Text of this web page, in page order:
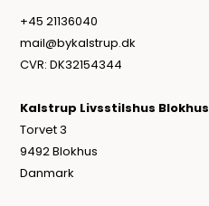
+45 21136040
mail@bykalstrup.dk
CVR: DK32154344
Kalstrup Livsstilshus Blokhus
Torvet 3
9492 Blokhus
Danmark